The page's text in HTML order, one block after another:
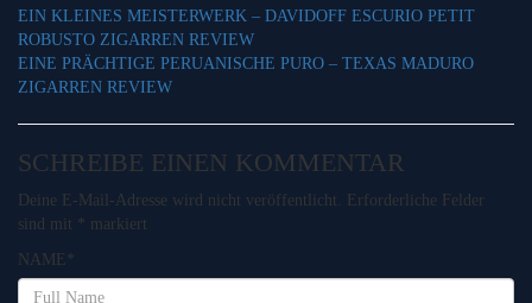
EIN KLEINES MEISTERWERK – DAVIDOFF ESCURIO PETIT
ROBUSTO ZIGARREN REVIEW
EINE PRÄCHTIGE PERUANISCHE PURO – TEXAS MADURO
ZIGARREN REVIEW
SCHREIBE EINEN KOMMENTAR
Deine E-Mail-Adresse wird nicht veröffentlicht.
Erforderliche Felder
sind mit * markiert
NAME *